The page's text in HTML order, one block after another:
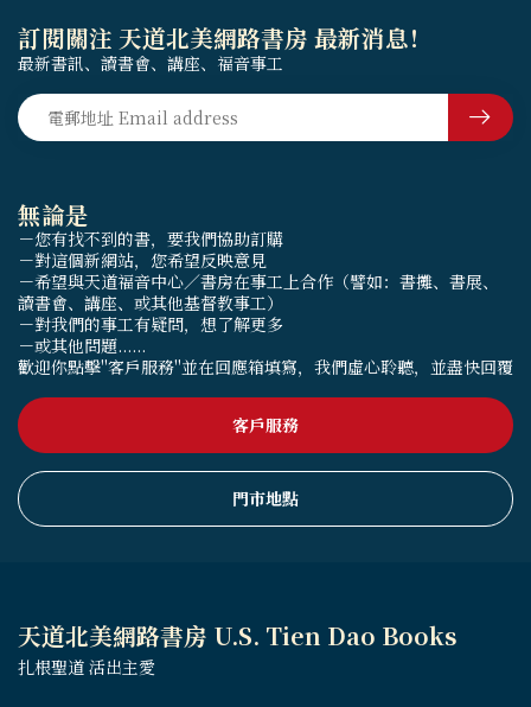
無論是
－您有找不到的書，要我們協助訂購
－對這個新網站，您希望反映意見
－希望與天道福音中心／書房在事工上合作（譬如：書攤、書展、
讀書會、講座、或其他基督教事工）
－對我們的事工有疑問，想了解更多
－或其他問題......
歡迎你點擊"客戶服務"並在回應箱填寫，我們虛心聆聽，並盡快回覆
客戶服務
門市地點
訂閱關注 天道北美網路書房 最新消息！
最新書訊、讀書會、講座、福音事工
天道北美網路書房 U.S. Tien Dao Books
扎根聖道 活出主愛